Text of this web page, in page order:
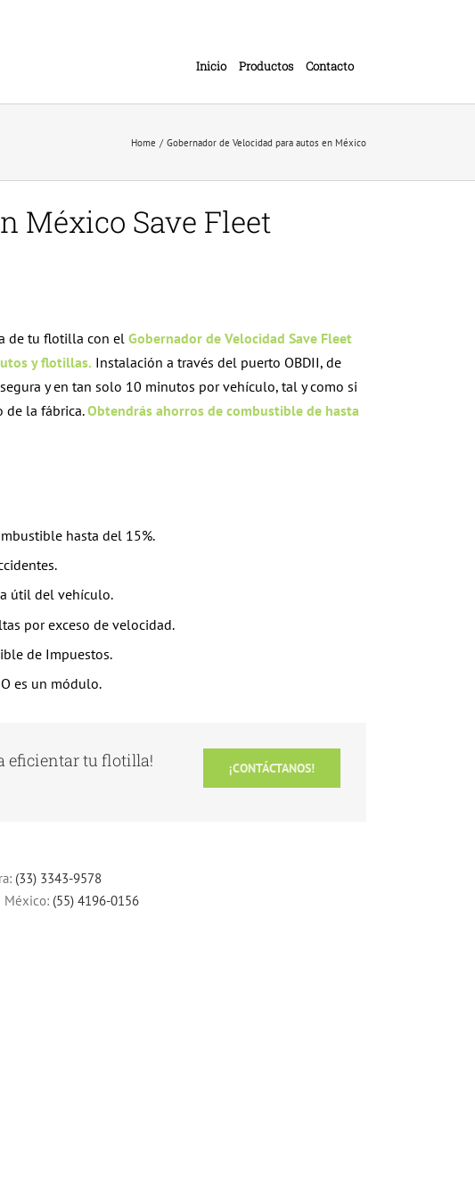
Inicio Productos Contacto
Home Gobernador de Velocidad para autos en México
México Save Fleet
de tu flotilla con el Gobernador de Velocidad Save Fleet
y flotillas. Instalación a través del puerto OBDII, de
y en tan solo 10 minutos por vehículo, tal y como si
de la fábrica.Obtendrás ahorros de combustible de hasta
hasta del 15%.
útil del vehículo.
por exceso de velocidad.
de Impuestos.
es un módulo.
¡CONTÁCTANOS!
eficientar tu flotilla!
(33) 3343-9578
México: (55) 4196-0156